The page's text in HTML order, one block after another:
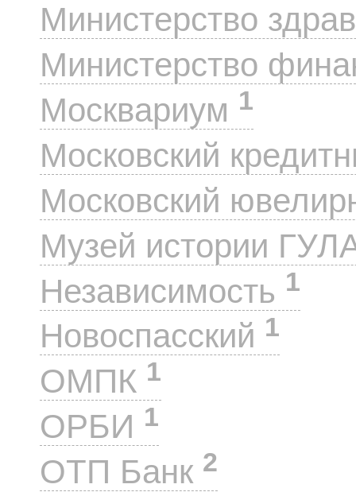
Министерство
Министерство
Москвариум 1
Московский
Московский
Музей истории
Независимость 1
Новоспасский 1
ОМПК 1
ОРБИ 1
ОТП Банк 2